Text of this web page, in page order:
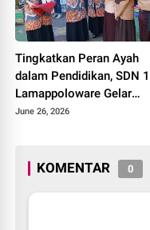
Tingkatkan Peran Ayah
dalam Pendidikan, SDN 1
Lamappoloware Gelar
"Gerakan Ayah Mengambil
June 26, 2026
KOMENTAR 0